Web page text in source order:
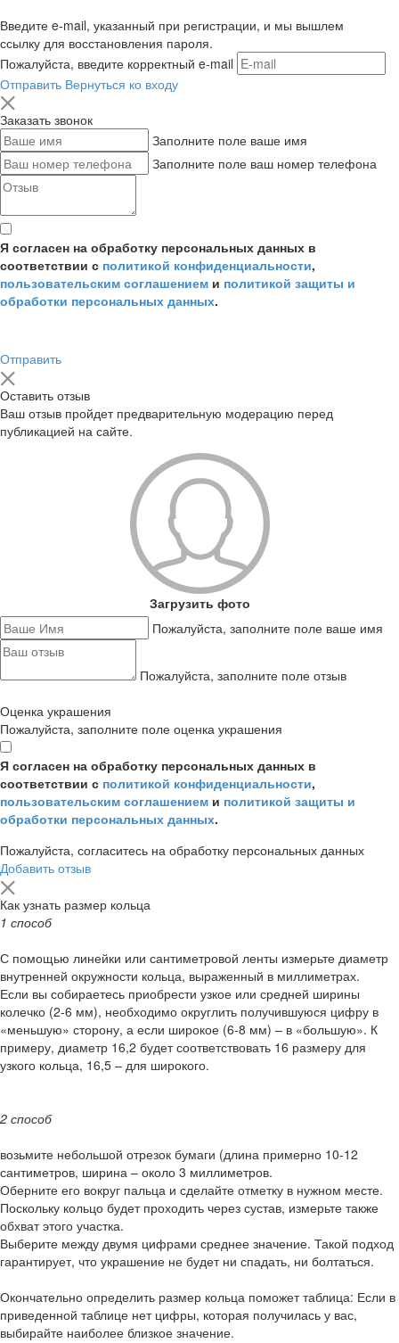
Введите e-mail, указанный при регистрации, и мы вышлем
ссылку для восстановления пароля.
Пожалуйста, введите корректный e-mail
Отправить Вернуться ко входу
Заказать звонок
Заполните поле ваше имя
Заполните поле ваш номер телефона
Я согласен на обработку персональных данных в
соответствии с политикой конфиденциальности,
пользовательским соглашением и политикой защиты и
обработки персональных данных.
Отправить
Оставить отзыв
Ваш отзыв пройдет предварительную модерацию перед
публикацией на сайте.
Загрузить фото
Пожалуйста, заполните поле ваше имя
Пожалуйста, заполните поле отзыв
Оценка украшения
Пожалуйста, заполните поле оценка украшения
Я согласен на обработку персональных данных в
соответствии с политикой конфиденциальности,
пользовательским соглашением и политикой защиты и
обработки персональных данных.
Пожалуйста, согласитесь на обработку персональных данных
Добавить отзыв
Как узнать размер кольца
1 способ
С помощью линейки или сантиметровой ленты измерьте диаметр
внутренней окружности кольца, выраженный в миллиметрах.
Если вы собираетесь приобрести узкое или средней ширины
колечко (2-6 мм), необходимо округлить получившуюся цифру в
«меньшую» сторону, а если широкое (6-8 мм) – в «большую». К
примеру, диаметр 16,2 будет соответствовать 16 размеру для
узкого кольца, 16,5 – для широкого.
2 способ
возьмите небольшой отрезок бумаги (длина примерно 10-12
сантиметров, ширина – около 3 миллиметров.
Оберните его вокруг пальца и сделайте отметку в нужном месте.
Поскольку кольцо будет проходить через сустав, измерьте также
обхват этого участка.
Выберите между двумя цифрами среднее значение. Такой подход
гарантирует, что украшение не будет ни спадать, ни болтаться.
Окончательно определить размер кольца поможет таблица: Если в
приведенной таблице нет цифры, которая получилась у вас,
выбирайте наиболее близкое значение.